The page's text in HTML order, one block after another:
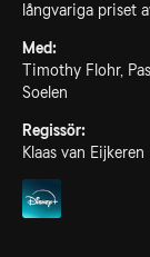
långvariga priset
Med:
Timothy Flohr,
Soelen
Regissör:
Klaas van Eijkeren